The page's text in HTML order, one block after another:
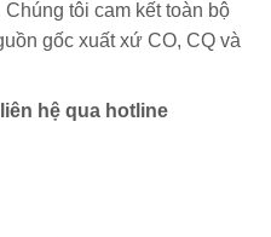
tôi cam kết toàn bộ
gốc xuất xứ CO, CQ và
hệ qua hotline